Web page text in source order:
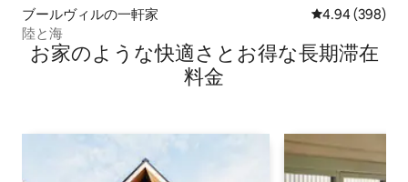
ブールヴィルの一軒家 レビュー398
4.94 (398)
陸と海
お家のような快⁠適⁠さ⁠とお⁠得⁠な長⁠期⁠滞⁠在
料⁠金